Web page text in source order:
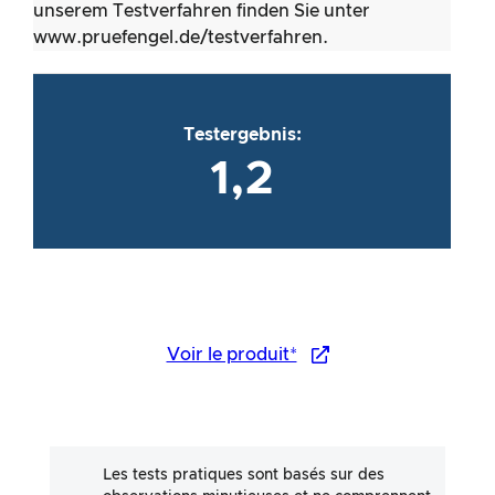
unserem Testverfahren finden Sie unter
www.pruefengel.de/testverfahren.
Testergebnis:
1,2
Voir le produit*
Les tests pratiques sont basés sur des